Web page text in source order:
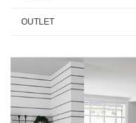
OUTLET